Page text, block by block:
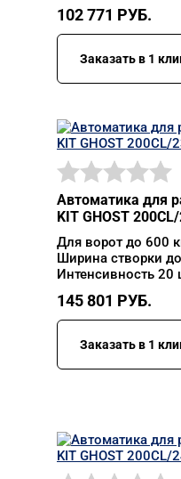
102 771 РУБ.
Заказать в 1
Автоматика для
KIT GHOST
Для ворот до 600
Ширина створки
Интенсивность 20
145 801 РУБ.
Заказать в 1